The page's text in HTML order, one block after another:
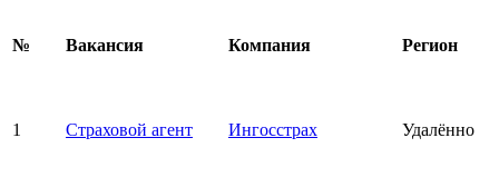
№ Вакансия Компания Регион
1 Страховой агент Ингосстрах Удалённо